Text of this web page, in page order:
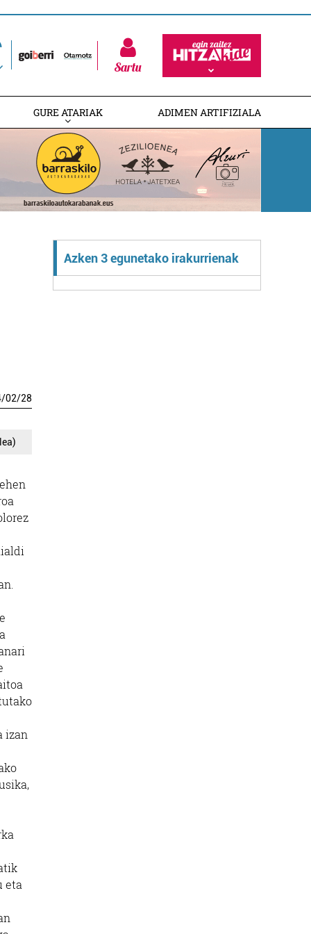
Sartu
GURE ATARIAK ADIMEN ARTIFIZIALA
/02/28
izan
eta
Azken 3 egunetako irakurrienak